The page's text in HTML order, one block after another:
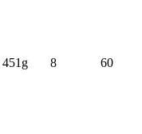
451g 8 60